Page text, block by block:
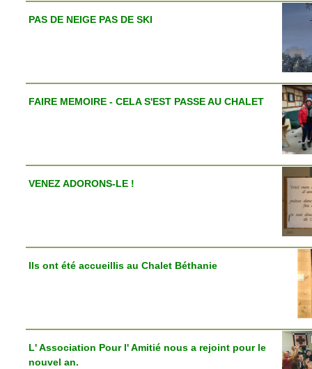
PAS DE NEIGE PAS DE SKI
FAIRE MEMOIRE - CELA S'EST PASSE AU CHALET
VENEZ ADORONS-LE !
Ils ont été accueillis au Chalet Béthanie
L' Association Pour l' Amitié nous a rejoint pour le
nouvel an.